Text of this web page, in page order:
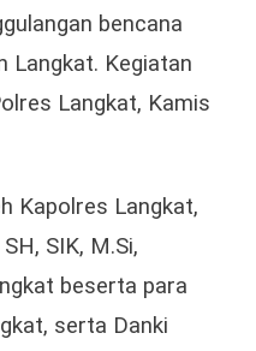
bencana
Langkat. Kegiatan
Langkat, Kamis
Kapolres Langkat,
SIK, M.Si,
beserta para
serta Danki